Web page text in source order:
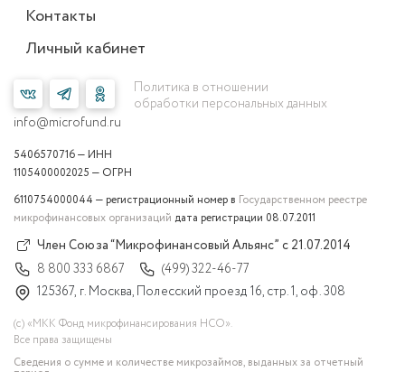
Контакты
Личный кабинет
info@microfund.ru
Политика в отношении
обработки персональных данных
5406570716 — ИНН
1105400002025 — ОГРН
6110754000044 — регистрационный номер в Государственном реестре
микрофинансовых организаций дата регистрации 08.07.2011
Член Союза “Микрофинансовый Альянс” с 21.07.2014
8 800 333 6867
(499) 322-46-77
125367, г. Москва, Полесский проезд 16, стр. 1, оф. 308
(с) «МКК Фонд микрофинансирования НСО».
Все права защищены
Сведения о сумме и количестве микрозаймов, выданных за отчетный